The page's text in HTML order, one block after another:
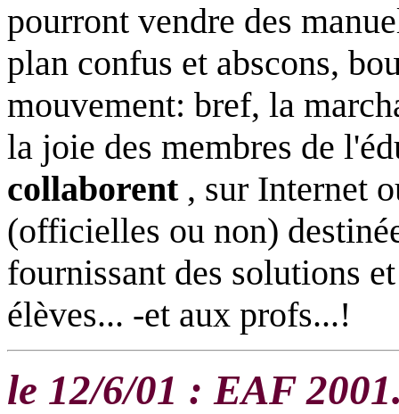
pourront vendre des
plan confus et abscons,
mouvement: bref, la
la joie des membres de
collaborent, sur Internet
(officielles ou non)
fournissant des solutions
élèves... -et aux profs...!
le 12/6/01 : EAF